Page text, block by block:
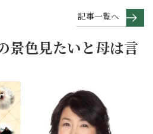
記事一覧へ
景色見たいと母は言